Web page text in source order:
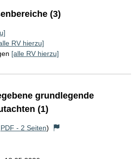
(3)
RV hierzu]
[alle RV hierzu]
grundlegende
(1)
PDF - 2 Seiten)